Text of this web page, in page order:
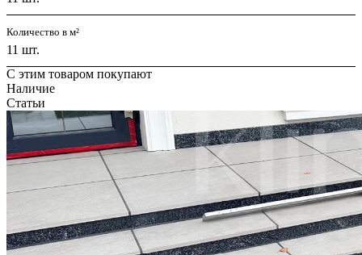
Количество в м²
11 шт.
С этим товаром покупают
Наличие
Статьи